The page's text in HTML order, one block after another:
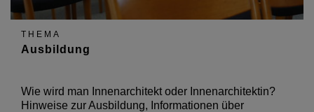
THEMA
Ausbildung
Wie wird man Innenarchitekt oder Innenarchitektin?
Hinweise zur Ausbildung, Informationen über